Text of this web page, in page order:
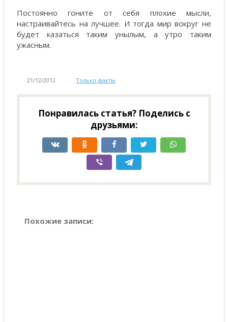
Постоянно гоните от себя плохие мысли,
настраивайтесь на лучшее. И тогда мир вокруг не
будет казаться таким унылым, а утро таким
ужасным.
21/12/2012 Только факты
Понравилась статья? Поделись с
друзьями:
Похожие записи: